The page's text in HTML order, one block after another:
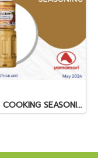
SWEET COOKING SEASONING